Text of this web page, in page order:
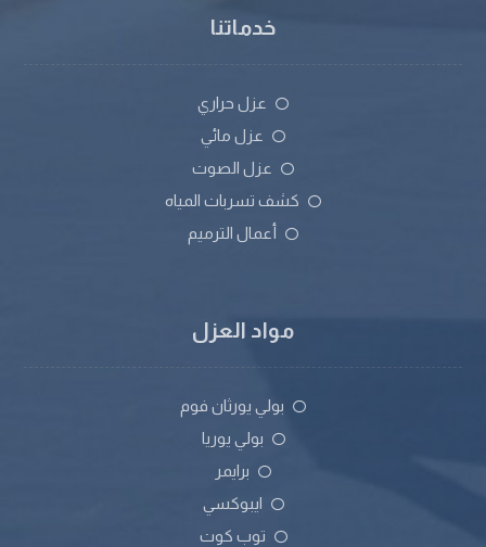
خدماتنا
عزل حراري
عزل مائي
عزل الصوت
كشف تسربات المياه
أعمال الترميم
مواد العزل
بولي يورثان فوم
بولي يوريا
برايمر
ايبوكسي
توب كوت